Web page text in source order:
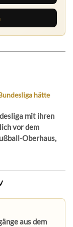
hätte
mit ihren
vor dem
Oberhaus,
aus dem